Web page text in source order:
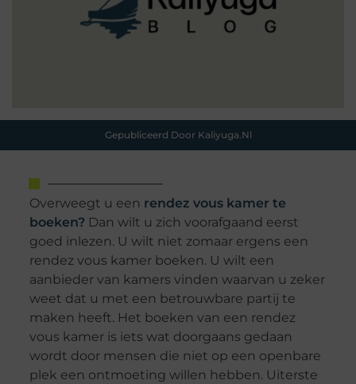
Gepubliceerd Door Kaliyuga.nl
Overweegt u een rendez vous kamer te
boeken? Dan wilt u zich voorafgaand eerst
goed inlezen. U wilt niet zomaar ergens een
rendez vous kamer boeken. U wilt een
aanbieder van kamers vinden waarvan u zeker
weet dat u met een betrouwbare partij te
maken heeft. Het boeken van een rendez
vous kamer is iets wat doorgaans gedaan
wordt door mensen die niet op een openbare
plek een ontmoeting willen hebben. Uiterste